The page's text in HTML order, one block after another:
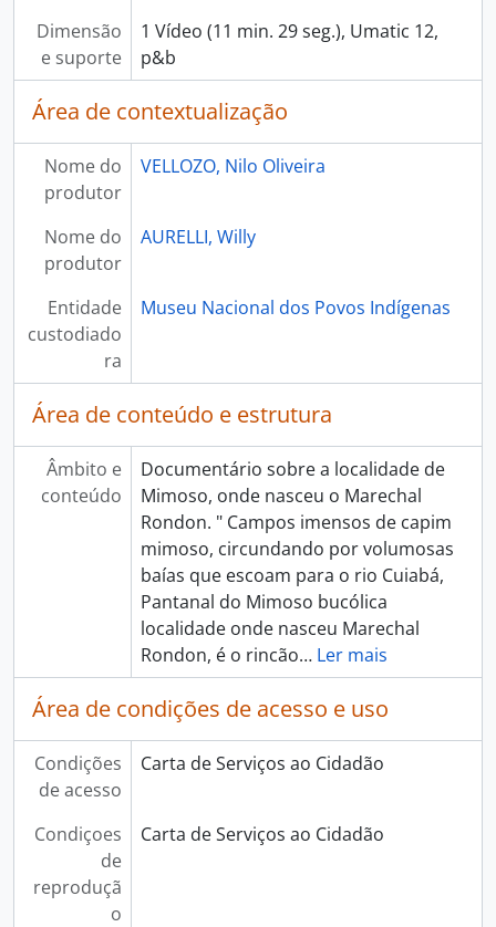
Dimensão
e suporte
1 Vídeo (11 min. 29 seg.), Umatic 12,
p&b
Área de contextualização
Nome do
produtor
VELLOZO, Nilo Oliveira
Nome do
produtor
AURELLI, Willy
Entidade
custodiado
ra
Museu Nacional dos Povos Indígenas
Área de conteúdo e estrutura
Âmbito e
conteúdo
Documentário sobre a localidade de
Mimoso, onde nasceu o Marechal
Rondon. " Campos imensos de capim
mimoso, circundando por volumosas
baías que escoam para o rio Cuiabá,
Pantanal do Mimoso bucólica
localidade onde nasceu Marechal
Rondon, é o rincão… Ler mais
Área de condições de acesso e uso
Condições
de acesso
Carta de Serviços ao Cidadão
Condiçoes
de
reproduçã
o
Carta de Serviços ao Cidadão